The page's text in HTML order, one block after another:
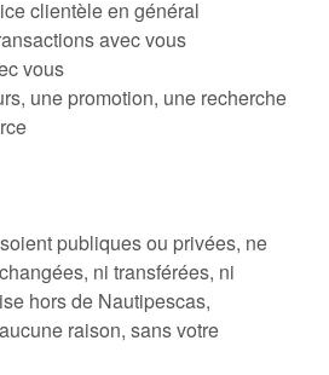
clientèle en général
avec vous
vous
une promotion, une recherche
publiques ou privées, ne
ni transférées, ni
hors de Nautipescas,
raison, sans votre